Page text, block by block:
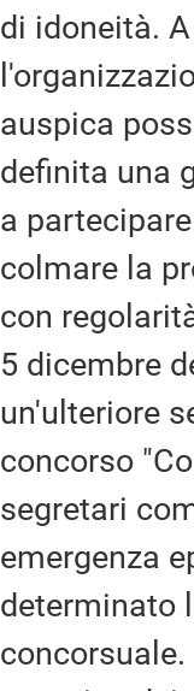
di idoneità.
auspica
definita una
a
colmare la
con
5 dicembre
un'ulteriore
concorso
segretari
emergenza
determinato